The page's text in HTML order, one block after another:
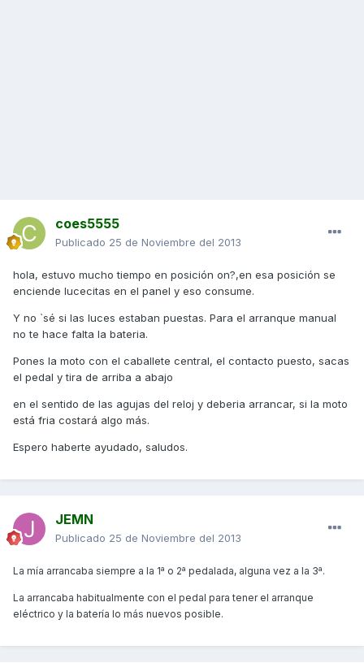
coes5555
Publicado 25 de Noviembre del 2013
hola, estuvo mucho tiempo en posición on?,en esa posición se
enciende lucecitas en el panel y eso consume.
Y no `sé si las luces estaban puestas. Para el arranque manual
no te hace falta la bateria.
Pones la moto con el caballete central, el contacto puesto, sacas
el pedal y tira de arriba a abajo
en el sentido de las agujas del reloj y deberia arrancar, si la moto
está fria costará algo más.
Espero haberte ayudado, saludos.
JEMN
Publicado 25 de Noviembre del 2013
La mía arrancaba siempre a la 1ª o 2ª pedalada, alguna vez a la 3ª.
La arrancaba habitualmente con el pedal para tener el arranque
eléctrico y la batería lo más nuevos posible.